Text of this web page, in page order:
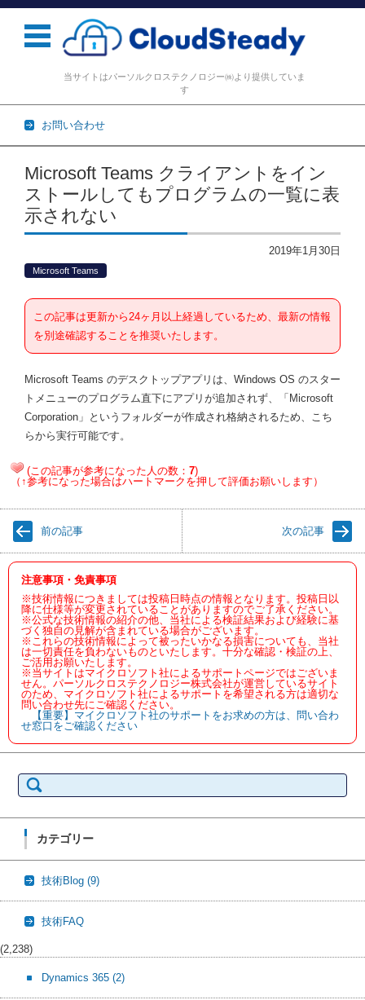
当サイトはパーソルクロステクノロジー㈱より提供していま
す
お問い合わせ
コンテンツに移動
Microsoft Teams クライアントをイン
ストールしてもプログラムの一覧に表
示されない
2019年1月30日
Microsoft Teams
この記事は更新から24ヶ月以上経過しているため、最新の情報
を別途確認することを推奨いたします。
Microsoft Teams のデスクトップアプリは、Windows OS のスター
トメニューのプログラム直下にアプリが追加されず、「Microsoft
Corporation」というフォルダーが作成され格納されるため、こち
らから実行可能です。
(この記事が参考になった人の数： 7)
（↑参考になった場合はハートマークを押して評価お願いします）
前の記事 次の記事
注意事項・免責事項
※技術情報につきましては投稿日時点の情報となります。投稿日以
降に仕様等が変更されていることがありますのでご了承ください。
※公式な技術情報の紹介の他、当社による検証結果および経験に基
づく独自の見解が含まれている場合がございます。
※これらの技術情報によって被ったいかなる損害についても、当社
は一切責任を負わないものといたします。十分な確認・検証の上、
ご活用お願いたします。
※当サイトはマイクロソフト社によるサポートページではございま
せん。パーソルクロステクノロジー株式会社が運営しているサイト
のため、マイクロソフト社によるサポートを希望される方は適切な
問い合わせ先にご確認ください。
【重要】マイクロソフト社のサポートをお求めの方は、問い合わ
せ窓口をご確認ください
索:
カテゴリー
技術Blog (9)
技術FAQ
(2,238)
Dynamics 365 (2)